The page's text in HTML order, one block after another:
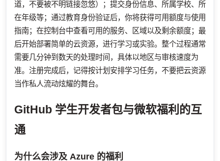
道，不要被不明链接忽悠）；提交身份信息、所属学校、所
在年级等；通过教育身份验证后，你将获得可用额度与使用
指南；在控制台中查看可用的服务、区域以及剩余额度；最
后开始部署简单的云资源，进行学习或实验。整个过程通常
需要几分钟到数天的处理时间，具体以地区与审核速度为
准。注册完成后，记得按计划安排学习任务，不要把云资源
当作私人流动炫耀的舞台。
GitHub 学生开发者包与微软福利的互
通
为什么会涉及 Azure 的福利